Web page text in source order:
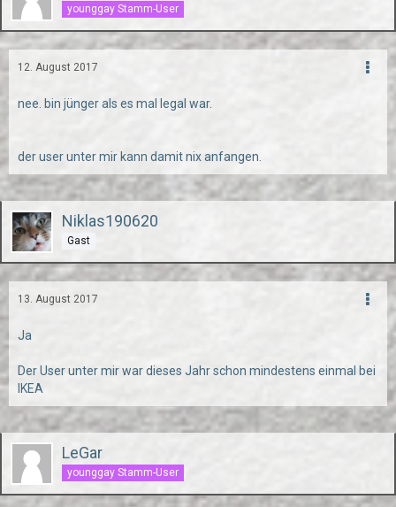
younggay Stamm-User
12. August 2017
nee. bin jünger als es mal legal war.
der user unter mir kann damit nix anfangen.
Niklas190620
Gast
13. August 2017
Ja
Der User unter mir war dieses Jahr schon mindestens einmal bei
IKEA
LeGar
younggay Stamm-User